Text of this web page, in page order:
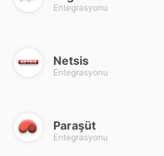
Entegrasyonu
Netsis
Entegrasyonu
Paraşüt
Entegrasyonu